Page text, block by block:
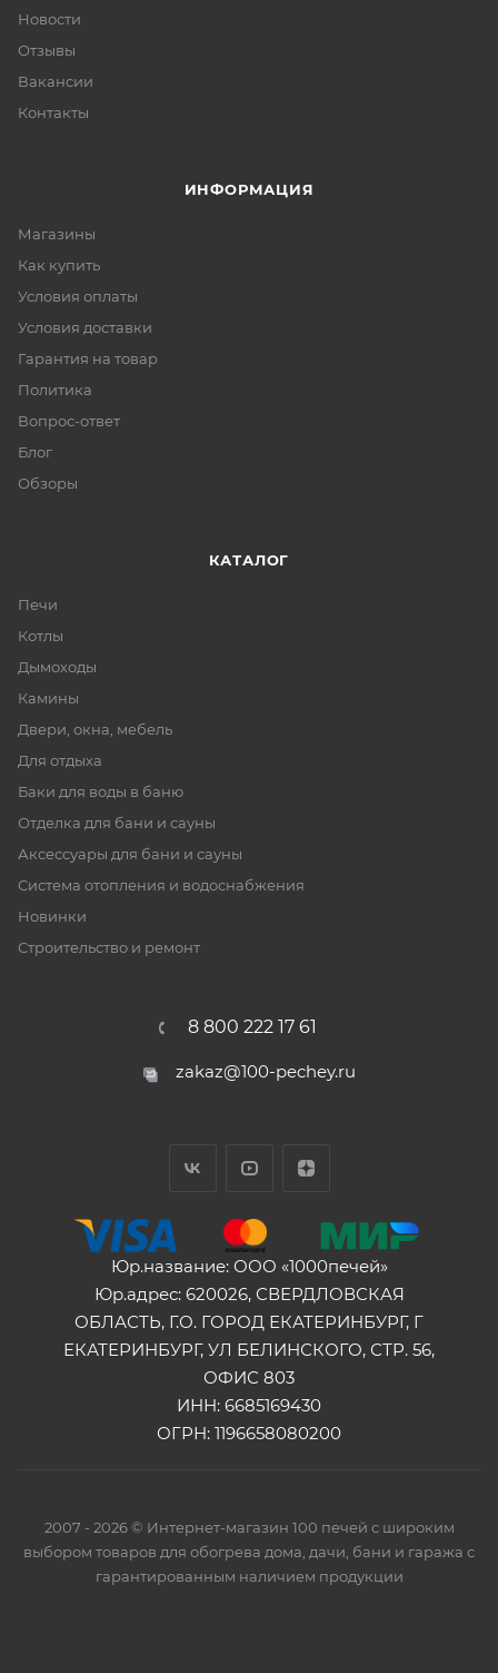
Новости
Отзывы
Вакансии
Контакты
ИНФОРМАЦИЯ
Магазины
Как купить
Условия оплаты
Условия доставки
Гарантия на товар
Политика
Вопрос-ответ
Блог
Обзоры
КАТАЛОГ
Печи
Котлы
Дымоходы
Камины
Двери, окна, мебель
Для отдыха
Баки для воды в баню
Отделка для бани и сауны
Аксессуары для бани и сауны
Система отопления и водоснабжения
Новинки
Строительство и ремонт
8 800 222 17 61
zakaz@100-pechey.ru
Юр.название: ООО «1000печей»
Юр.адрес: 620026, СВЕРДЛОВСКАЯ
ОБЛАСТЬ, Г.О. ГОРОД ЕКАТЕРИНБУРГ, Г
ЕКАТЕРИНБУРГ, УЛ БЕЛИНСКОГО, СТР. 56,
ОФИС 803
ИНН: 6685169430
ОГРН: 1196658080200
2007 - 2026 © Интернет-магазин 100 печей с широким
выбором товаров для обогрева дома, дачи, бани и гаража с
гарантированным наличием продукции